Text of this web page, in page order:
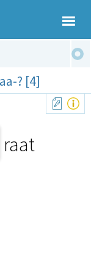
? [4]
raat